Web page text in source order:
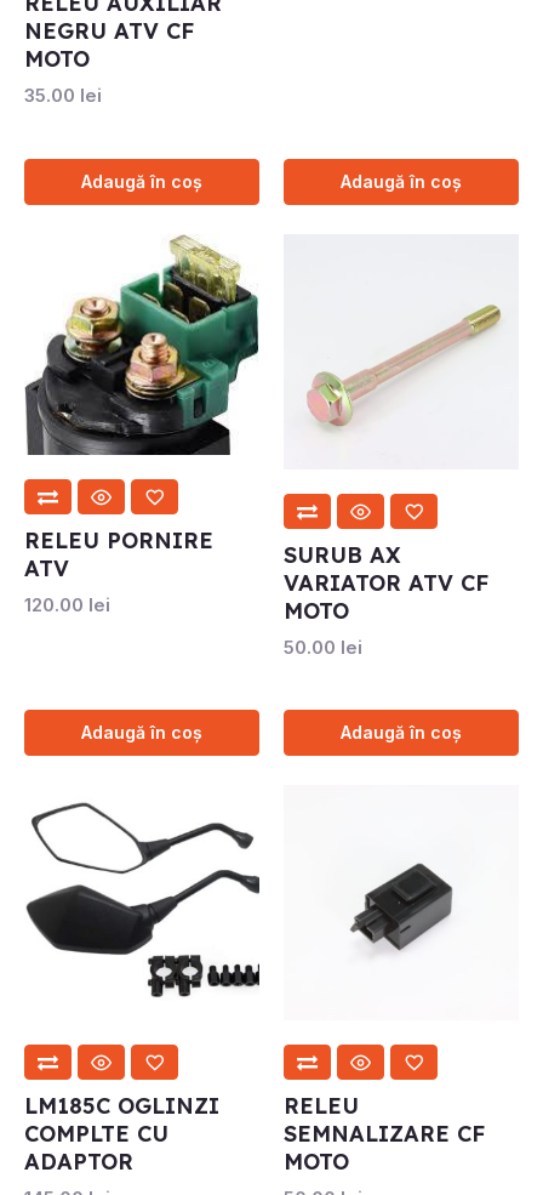
NEGRU ATV CF
MOTO
35.00 lei
Adaugă în coș Adaugă în coș
RELEU PORNIRE
ATV
120.00 lei
Adaugă în coș
SURUB AX
VARIATOR ATV CF
MOTO
50.00 lei
Adaugă în coș
LM185C OGLINZI
COMPLTE CU
ADAPTOR
RELEU
SEMNALIZARE CF
MOTO